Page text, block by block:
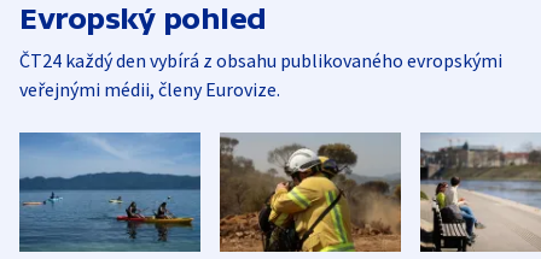
Evropský pohled
ČT24 každý den vybírá z obsahu publikovaného evropskými
veřejnými médii, členy Eurovize.